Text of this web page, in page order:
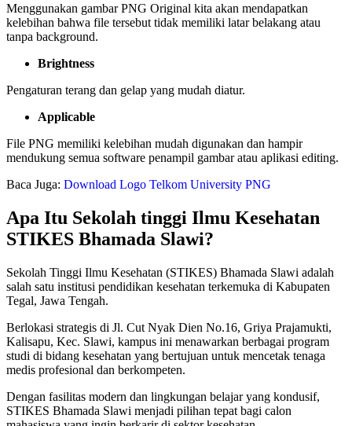
Menggunakan gambar PNG Original kita akan mendapatkan
kelebihan bahwa file tersebut tidak memiliki latar belakang atau
tanpa background.
Brightness
Pengaturan terang dan gelap yang mudah diatur.
Applicable
File PNG memiliki kelebihan mudah digunakan dan hampir
mendukung semua software penampil gambar atau aplikasi editing.
Baca Juga: Download Logo Telkom University PNG
Apa Itu Sekolah tinggi Ilmu Kesehatan
STIKES Bhamada Slawi?
Sekolah Tinggi Ilmu Kesehatan (STIKES) Bhamada Slawi adalah
salah satu institusi pendidikan kesehatan terkemuka di Kabupaten
Tegal, Jawa Tengah.
Berlokasi strategis di Jl. Cut Nyak Dien No.16, Griya Prajamukti,
Kalisapu, Kec. Slawi, kampus ini menawarkan berbagai program
studi di bidang kesehatan yang bertujuan untuk mencetak tenaga
medis profesional dan berkompeten.
Dengan fasilitas modern dan lingkungan belajar yang kondusif,
STIKES Bhamada Slawi menjadi pilihan tepat bagi calon